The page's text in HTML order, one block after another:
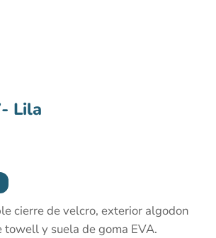
Lila
cierre de velcro, exterior algodon
y suela de goma EVA.